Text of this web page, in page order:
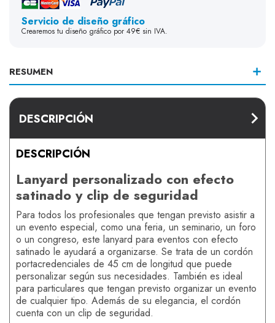
Servicio de diseño gráfico
Crearemos tu diseño gráfico por 49€ sin IVA.
RESUMEN
DESCRIPCIÓN
DESCRIPCIÓN
Lanyard personalizado con efecto
satinado y clip de seguridad
Para todos los profesionales que tengan previsto asistir a
un evento especial, como una feria, un seminario, un foro
o un congreso, este lanyard para eventos con efecto
satinado le ayudará a organizarse. Se trata de un cordón
portacredenciales de 45 cm de longitud que puede
personalizar según sus necesidades. También es ideal
para particulares que tengan previsto organizar un evento
de cualquier tipo. Además de su elegancia, el cordón
cuenta con un clip de seguridad.